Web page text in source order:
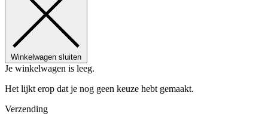
Winkelwagen sluiten
Je winkelwagen is leeg.
Het lijkt erop dat je nog geen keuze hebt gemaakt.
Verzending